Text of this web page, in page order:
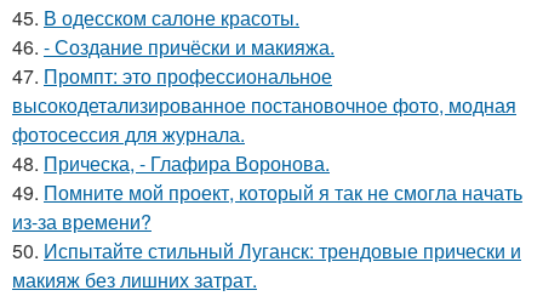
45. В одесском салоне красоты.
46. - Создание причёски и макияжа.
47. Промпт: это профессиональное
высокодетализированное постановочное фото, модная
фотосессия для журнала.
48. Прическа, - Глафира Воронова.
49. Помните мой проект, который я так не смогла начать
из-за времени?
50. Испытайте стильный Луганск: трендовые прически и
макияж без лишних затрат.